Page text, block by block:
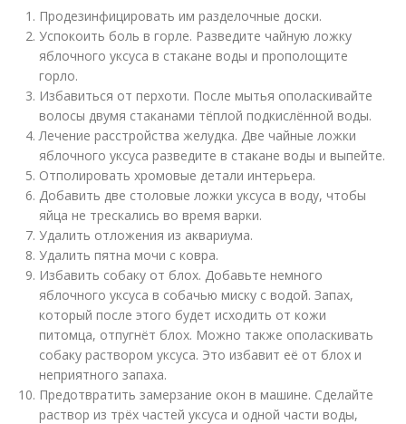
Продезинфицировать им разделочные доски.
Успокоить боль в горле. Разведите чайную ложку
яблочного уксуса в стакане воды и прополощите
горло.
Избавиться от перхоти. После мытья ополаскивайте
волосы двумя стаканами тёплой подкислённой воды.
Лечение расстройства желудка. Две чайные ложки
яблочного уксуса разведите в стакане воды и выпейте.
Отполировать хромовые детали интерьера.
Добавить две столовые ложки уксуса в воду, чтобы
яйца не трескались во время варки.
Удалить отложения из аквариума.
Удалить пятна мочи с ковра.
Избавить собаку от блох. Добавьте немного
яблочного уксуса в собачью миску с водой. Запах,
который после этого будет исходить от кожи
питомца, отпугнёт блох. Можно также ополаскивать
собаку раствором уксуса. Это избавит её от блох и
неприятного запаха.
Предотвратить замерзание окон в машине. Сделайте
раствор из трёх частей уксуса и одной части воды,